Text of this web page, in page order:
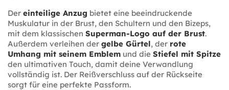
Der einteilige Anzug bietet eine beeindruckende
Muskulatur in der Brust, den Schultern und den Bizeps,
mit dem klassischen Superman-Logo auf der Brust.
Außerdem verleihen der gelbe Gürtel, der rote
Umhang mit seinem Emblem und die Stiefel mit Spitze
den ultimativen Touch, damit deine Verwandlung
vollständig ist. Der Reißverschluss auf der Rückseite
sorgt für eine perfekte Passform.